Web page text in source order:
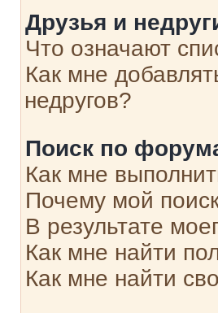
Друзья и
Что означают
Как мне
недругов?
Поиск по
Как мне
Почему мой
В результате
Как мне найти
Как мне найти